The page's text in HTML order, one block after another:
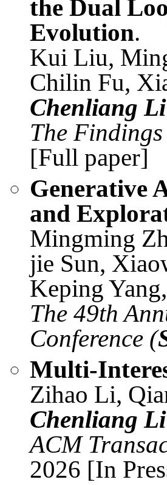
the Dual
Evolution.
Kui Liu,
Chilin Fu,
Chenliang Li
The
[Full paper]
Generative
and
Mingming
jie Sun,
Keping
The 49th
Conference (
Multi-
Zihao Li,
Chenliang Li
ACM
2026 [In